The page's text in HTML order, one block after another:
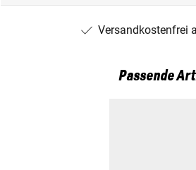
Versandkostenfrei
Passende